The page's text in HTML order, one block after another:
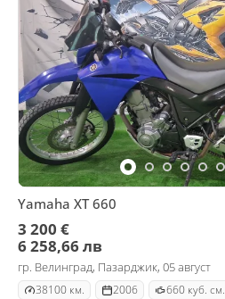
Yamaha XT 660
3 200 €
6 258,66 лв
гр. Велинград, Пазарджик, 05 август
38100 км. 2006 660 куб. см.